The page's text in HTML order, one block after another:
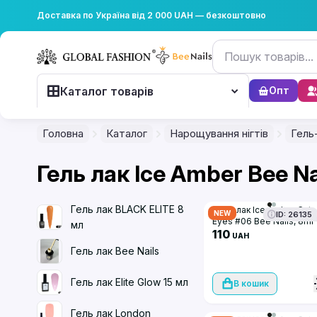
Доставка по Україна від 2 000 UAH — безкоштовно
Каталог товарів Опт
Головна Каталог Нарощування нігтів
Гель лак Ice Amber Bee
Гель лак BLACK ELITE 8
мл
Гель лак Bee Nails
Гель лак Elite Glow 15 мл
Гель лак London
NEW ID: 26135
Гель-лак Ice Amber Cat
Eyes #06 Bee Nails, 8ml
110 UAH
В кошик